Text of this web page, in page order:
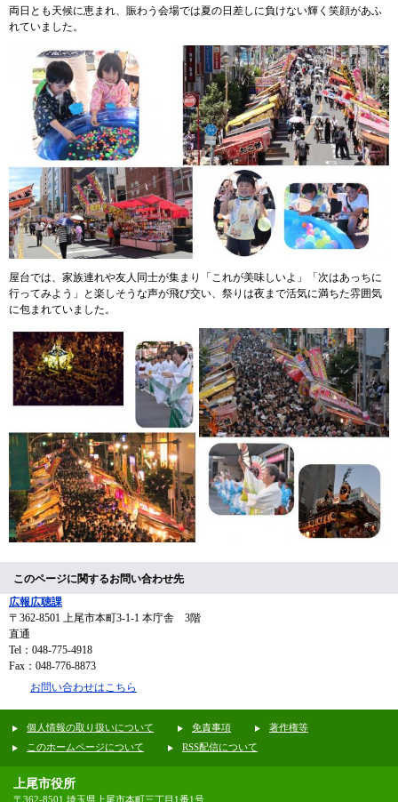
両日とも天候に恵まれ、賑わう会場では夏の日差しに負けない輝く笑顔があふ
れていました。
屋台では、家族連れや友人同士が集まり「これが美味しいよ」「次はあっちに
行ってみよう」と楽しそうな声が飛び交い、祭りは夜まで活気に満ちた雰囲気
に包まれていました。
このページに関するお問い合わせ先
広報広聴課
〒362-8501
上尾市本町3-1-1 本庁舎 3階
直通
Tel：048-775-4918
Fax：048-776-8873
お問い合わせはこちら
個人情報の取り扱いについて 免責事項
著作権等
このホームページについて
RSS配信について
上尾市役所
〒362-8501 埼玉県上尾市本町三丁目1番1号